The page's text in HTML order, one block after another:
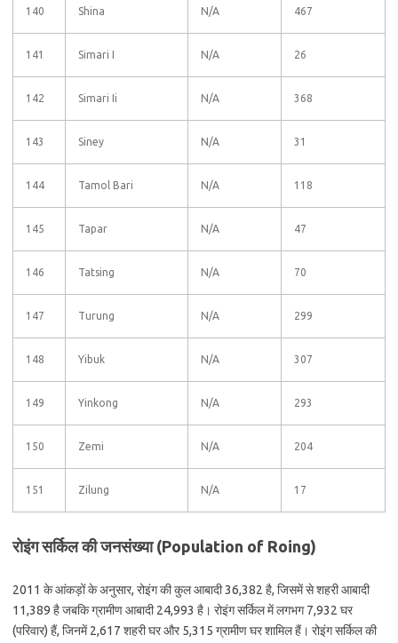
140 Shina N/A 467
141 Simari I N/A 26
142 Simari Ii N/A 368
143 Siney N/A 31
144 Tamol Bari N/A 118
145 Tapar N/A 47
146 Tatsing N/A 70
147 Turung N/A 299
148 Yibuk N/A 307
149 Yinkong N/A 293
150 Zemi N/A 204
151 Zilung N/A 17
रोइंग सर्किल की जनसंख्या (Population of Roing)
2011 के आंकड़ों के अनुसार, रोइंग की कुल आबादी 36,382 है, जिसमें से शहरी आबादी
11,389 है जबकि ग्रामीण आबादी 24,993 है। रोइंग सर्किल में लगभग 7,932 घर
(परिवार) हैं, जिनमें 2,617 शहरी घर और 5,315 ग्रामीण घर शामिल हैं। रोइंग सर्किल की